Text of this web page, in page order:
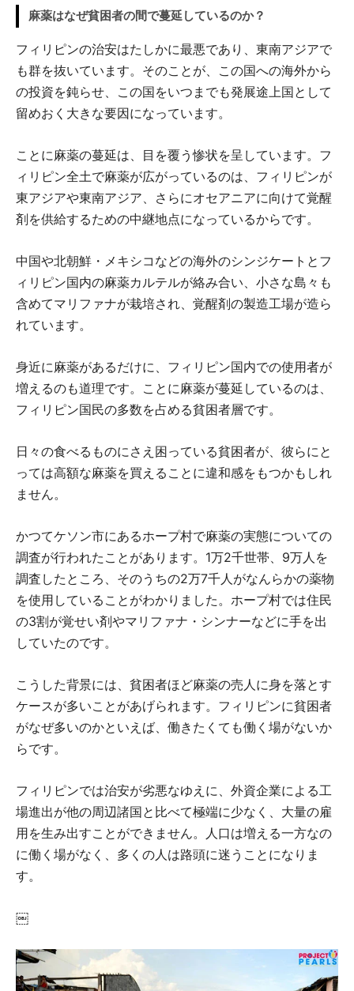
麻薬はなぜ貧困者の間で蔓延しているのか？
フィリピンの治安はたしかに最悪であり、東南アジアで
も群を抜いています。そのことが、この国への海外から
の投資を鈍らせ、この国をいつまでも発展途上国として
留めおく大きな要因になっています。
ことに麻薬の蔓延は、目を覆う惨状を呈しています。フ
ィリピン全土で麻薬が広がっているのは、フィリピンが
東アジアや東南アジア、さらにオセアニアに向けて覚醒
剤を供給するための中継地点になっているからです。
中国や北朝鮮・メキシコなどの海外のシンジケートとフ
ィリピン国内の麻薬カルテルが絡み合い、小さな島々も
含めてマリファナが栽培され、覚醒剤の製造工場が造ら
れています。
身近に麻薬があるだけに、フィリピン国内での使用者が
増えるのも道理です。ことに麻薬が蔓延しているのは、
フィリピン国民の多数を占める貧困者層です。
日々の食べるものにさえ困っている貧困者が、彼らにと
っては高額な麻薬を買えることに違和感をもつかもしれ
ません。
かつてケソン市にあるホープ村で麻薬の実態についての
調査が行われたことがあります。1万2千世帯、9万人を
調査したところ、そのうちの2万7千人がなんらかの薬物
を使用していることがわかりました。ホープ村では住民
の3割が覚せい剤やマリファナ・シンナーなどに手を出
していたのです。
こうした背景には、貧困者ほど麻薬の売人に身を落とす
ケースが多いことがあげられます。フィリピンに貧困者
がなぜ多いのかといえば、働きたくても働く場がないか
らです。
フィリピンでは治安が劣悪なゆえに、外資企業による工
場進出が他の周辺諸国と比べて極端に少なく、大量の雇
用を生み出すことができません。人口は増える一方なの
に働く場がなく、多くの人は路頭に迷うことになりま
す。
￼